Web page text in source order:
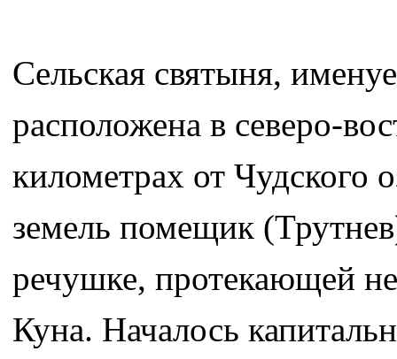
Сельская святыня,
расположена в северо-
километрах от Чудского
земель помещик
речушке, протекающей
Куна. Началось